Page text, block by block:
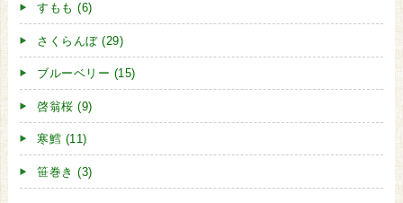
すもも (6)
さくらんぼ (29)
ブルーベリー (15)
啓翁桜 (9)
寒鱈 (11)
笹巻き (3)